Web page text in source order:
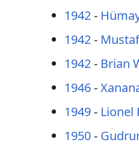
1942-
1942-
1942- Brian
1946-
1949- Lionel
1950-